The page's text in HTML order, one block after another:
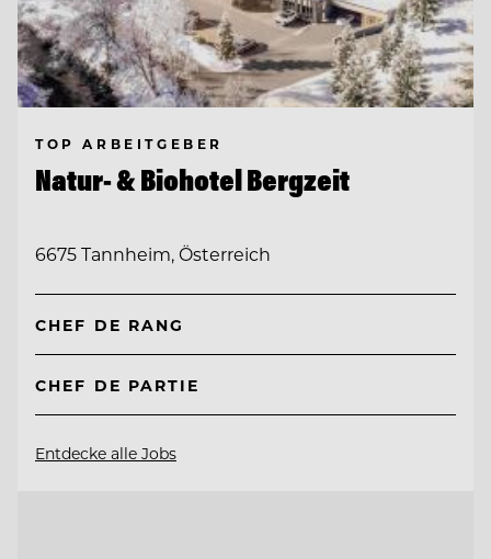
TOP ARBEITGEBER
Natur- & Biohotel Bergzeit
6675 Tannheim, Österreich
CHEF DE RANG
CHEF DE PARTIE
Entdecke alle Jobs